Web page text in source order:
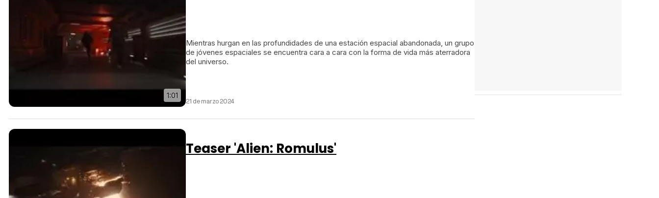
1:01
Mientras hurgan en las profundidades de una estación espacial abandonada, un grupo
de jóvenes espaciales se encuentra cara a cara con la forma de vida más aterradora
del universo.
21 de marzo 2024
Teaser 'Alien: Romulus'